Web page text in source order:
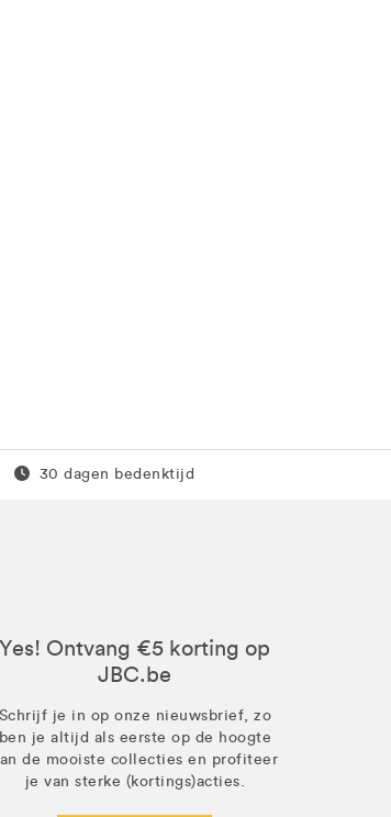
Gratis retour
30 dagen bedenktijd
Yes! Ontvang €5 korting op
JBC.be
Schrijf je in op onze nieuwsbrief, zo
ben je altijd als eerste op de hoogte
de mooiste collecties en profiteer
je van sterke (kortings)acties.